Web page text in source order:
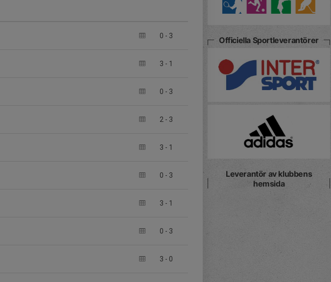
0 - 3
3 - 1
0 - 3
2 - 3
3 - 1
0 - 3
3 - 1
0 - 3
3 - 0
Officiella Sportleverantörer
Leverantör av klubbens
hemsida